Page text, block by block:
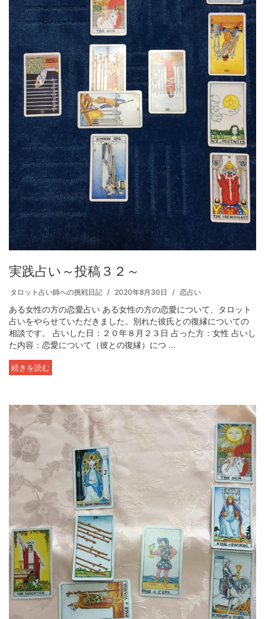
実践占い～投稿３２～
タロット占い師への挑戦日記 2020年8月30日 恋占い
ある女性の方の恋愛占い ある女性の方の恋愛について、タロット
占いをやらせていただきました。別れた彼氏との復縁についての
相談です。 占いした日：２０年８月２３日 占った方：女性 占いし
た内容：恋愛について（彼との復縁）につ ...
続きを読む